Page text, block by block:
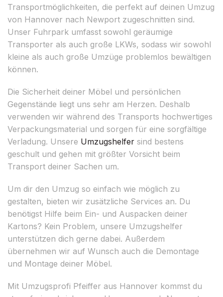
Transportmöglichkeiten, die perfekt auf deinen Umzug
von Hannover nach Newport zugeschnitten sind.
Unser Fuhrpark umfasst sowohl geräumige
Transporter als auch große LKWs, sodass wir sowohl
kleine als auch große Umzüge problemlos bewältigen
können.
Die Sicherheit deiner Möbel und persönlichen
Gegenstände liegt uns sehr am Herzen. Deshalb
verwenden wir während des Transports hochwertiges
Verpackungsmaterial und sorgen für eine sorgfältige
Verladung. Unsere Umzugshelfer sind bestens
geschult und gehen mit größter Vorsicht beim
Transport deiner Sachen um.
Um dir den Umzug so einfach wie möglich zu
gestalten, bieten wir zusätzliche Services an. Du
benötigst Hilfe beim Ein- und Auspacken deiner
Kartons? Kein Problem, unsere Umzugshelfer
unterstützen dich gerne dabei. Außerdem
übernehmen wir auf Wunsch auch die Demontage
und Montage deiner Möbel.
Mit Umzugsprofi Pfeiffer aus Hannover kommst du